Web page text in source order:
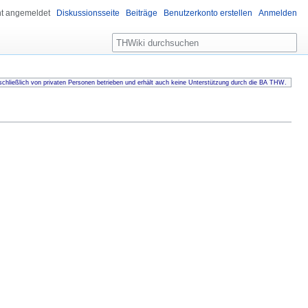
von privaten Personen betrieben und erhält auch keine Unterstützung durch die BA THW.
angemeldet Diskussionsseite Beiträge Benutzerkonto erstellen Anmelden
Suche